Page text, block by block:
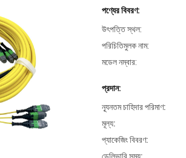
পণ্যের বিবরণ:
উৎপত্তি স্থল:
পরিচিতিমুলক নাম:
মডেল নম্বার:
প্রদান:
ন্যূনতম চাহিদার পরিমাণ:
মূল্য:
প্যাকেজিং বিবরণ: